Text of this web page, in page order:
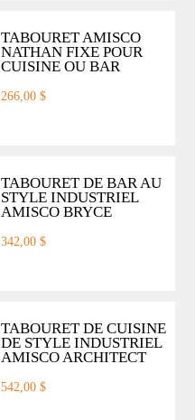
TABOURET AMISCO
NATHAN FIXE POUR
CUISINE OU BAR
266,00 $
TABOURET DE BAR AU
STYLE INDUSTRIEL
AMISCO BRYCE
342,00 $
TABOURET DE CUISINE
DE STYLE INDUSTRIEL
AMISCO ARCHITECT
542,00 $